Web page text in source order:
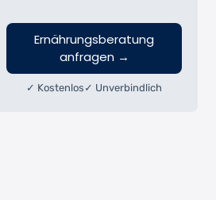
Ernährungsberatung
anfragen →
✓ Kostenlos ✓ Unverbindlich